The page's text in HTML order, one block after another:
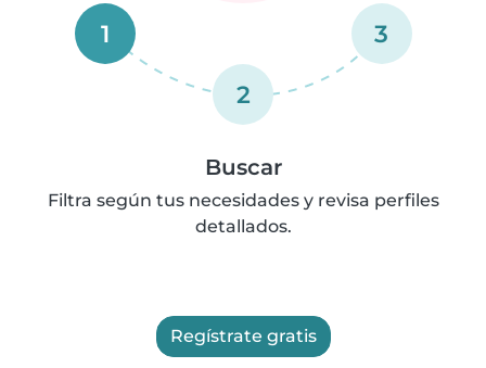
1
2
3
Buscar
Filtra según tus necesidades y revisa perfiles
detallados.
Regístrate gratis